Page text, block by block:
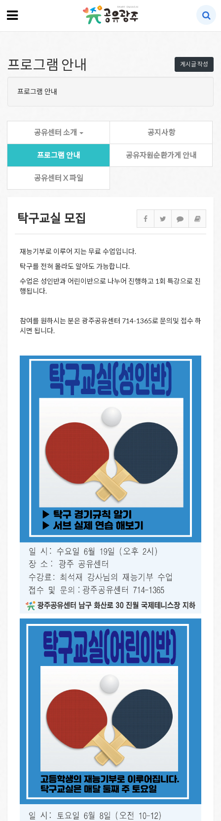
게시글 작성
프로그램 안내
프로그램 안내
공유센터 소개 공지사항
프로그램 안내 공유자원순환가게 안내
공유센터 X 파일
탁구교실 모집
재능기부로 이루어 지는 무료 수업입니다.
탁구를 전혀 몰라도 알아도 가능합니다.
수업은 성인반과 어린이반으로 나누어 진행하고 1회 특강으로 진
행됩니다.
참여를 원하시는 분은 광주공유센터 714-1365로 문의및 접수 하
시면 됩니다.